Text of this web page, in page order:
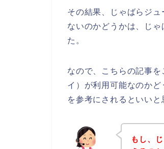
その結果、じゃばらジ
ないのかどうかは、じ
た。
なので、こちらの記事
イ）が利用可能なのか
を参考にされるといいと
もし、